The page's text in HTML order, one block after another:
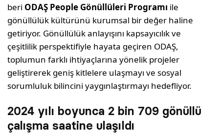
beri ODAŞ People Gönüllüleri Programı ile
gönüllülük kültürünü kurumsal bir değer haline
getiriyor. Gönüllülük anlayışını kapsayıcılık ve
çeşitlilik perspektifiyle hayata geçiren ODAŞ,
toplumun farklı ihtiyaçlarına yönelik projeler
geliştirerek geniş kitlelere ulaşmayı ve sosyal
sorumluluk bilincini yaygınlaştırmayı hedefliyor.
2024 yılı boyunca 2 bin 709 gönüllü
çalışma saatine ulaşıldı